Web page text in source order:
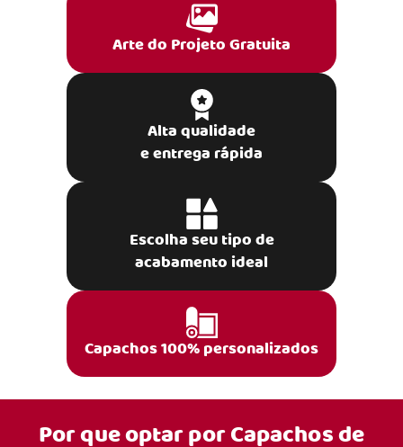
Arte do Projeto Gratuita
Alta qualidade
e entrega rápida
Escolha seu tipo de
acabamento ideal
Capachos 100% personalizados
Por que optar porCapachos de